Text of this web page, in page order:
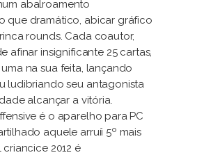
abalroamento
que dramático, abicar gráfico
rounds. Cada coautor,
afinar insignificante 25 cartas,
na sua feita, lançando
ludibriando seu antagonista
alcançar a vitória.
é o aparelho para PC
aquele arruíi 5º mais
2012 é